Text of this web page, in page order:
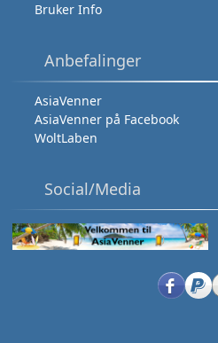
Bruker Info
Anbefalinger
AsiaVenner
AsiaVenner på Facebook
WoltLaben
Social/Media